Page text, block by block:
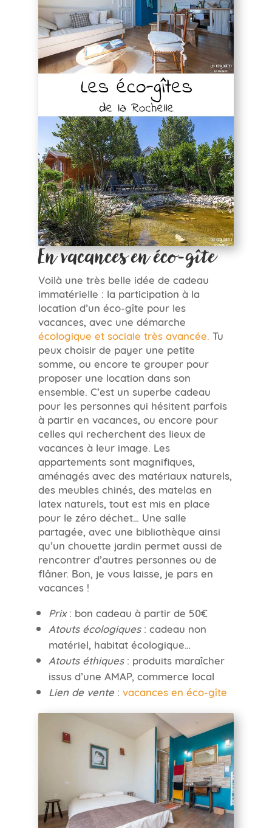
En vacances en éco-gîte
Voilà une très belle idée de cadeau
immatérielle : la participation à la
location d’un éco-gîte pour les
vacances, avec une démarche
écologique et sociale très avancée. Tu
peux choisir de payer une petite
somme, ou encore te grouper pour
proposer une location dans son
ensemble. C’est un superbe cadeau
pour les personnes qui hésitent parfois
à partir en vacances, ou encore pour
celles qui recherchent des lieux de
vacances à leur image. Les
appartements sont magnifiques,
aménagés avec des matériaux naturels,
des meubles chinés, des matelas en
latex naturels, tout est mis en place
pour le zéro déchet… Une salle
partagée, avec une bibliothèque ainsi
qu’un chouette jardin permet aussi de
rencontrer d’autres personnes ou de
flâner. Bon, je vous laisse, je pars en
vacances !
Prix: bon cadeau à partir de 50€
Atouts écologiques: cadeau non
matériel, habitat écologique…
Atouts éthiques: produits maraîcher
issus d’une AMAP, commerce local
Lien de vente: vacances en éco-gîte